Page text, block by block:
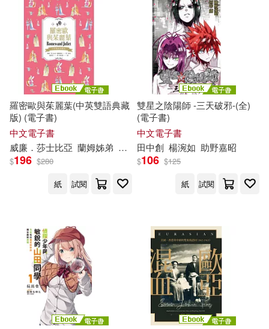
羅密歐與茱麗葉(中英雙語典藏
版) (電子書)
中文電子書
威廉．莎士比亞 蘭姆姊弟 張佩雯 楊宛靜
$196 $280
紙
試閱
雙星之陰陽師 -三天破邪-(全)
(電子書)
中文電子書
田中創 楊涴如 助野嘉昭
$106 $125
紙
試閱